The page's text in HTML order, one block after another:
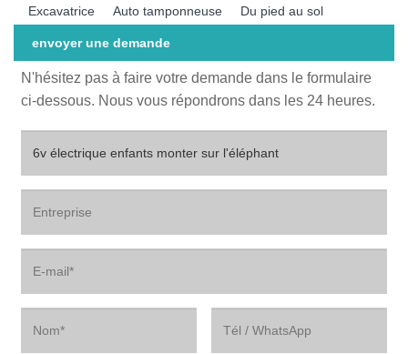
Excavatrice
Auto tamponneuse Du pied au sol
envoyer une demande
N'hésitez pas à faire votre demande dans le formulaire
ci-dessous. Nous vous répondrons dans les 24 heures.